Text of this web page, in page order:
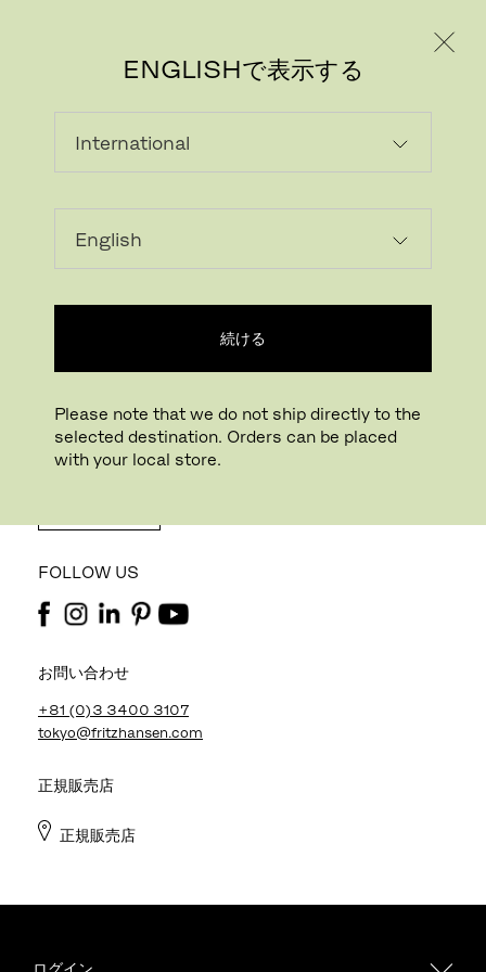
ENGLISHで表示する
続ける
Please note that we do not ship directly to the
selected destination. Orders can be placed
with your local store.
フリッツ・ハンセン ニュースレター
FOLLOW US
お問い合わせ
+81 (0)3 3400 3107
tokyo@fritzhansen.com
正規販売店
正規販売店
ログイン